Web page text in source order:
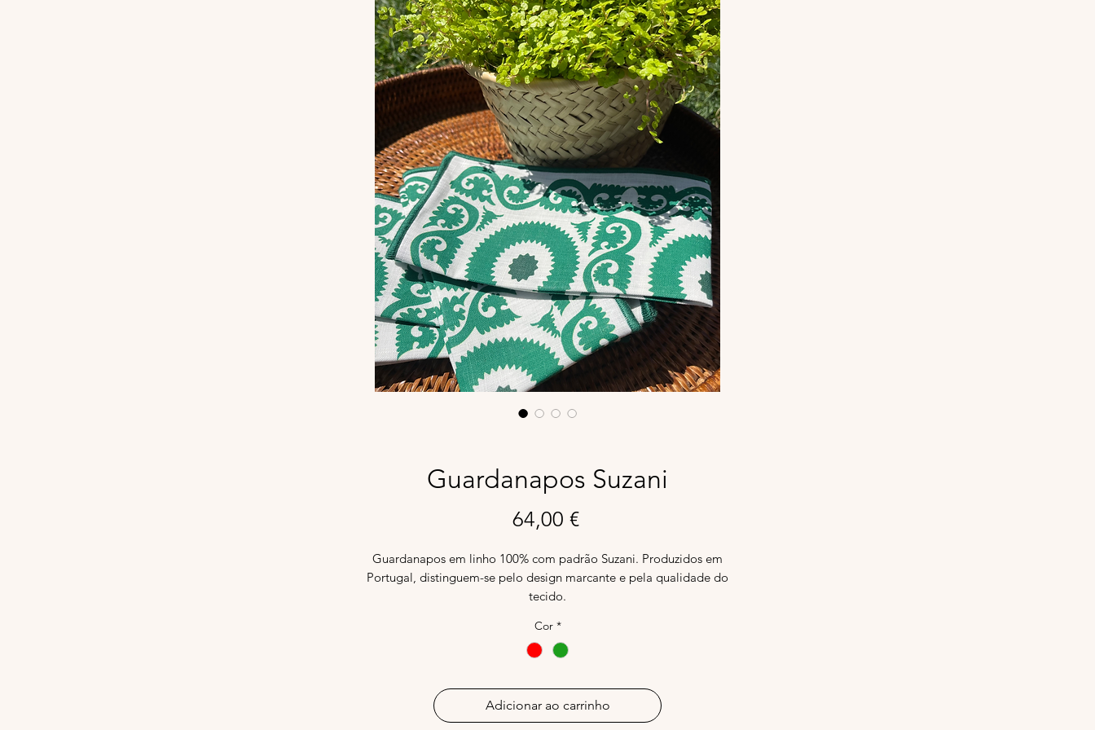
Guardanapos Suzani
64,00 €Preço
Guardanapos em linho 100% com padrão Suzani. Produzidos em
Portugal, distinguem-se pelo design marcante e pela qualidade do
tecido.
Cor *
Adicionar ao carrinho